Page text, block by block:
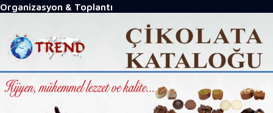
Organizasyon & Toplantı